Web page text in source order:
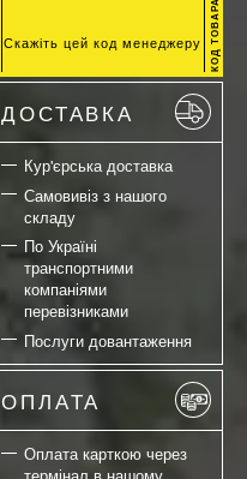
Скажіть цей код менеджеру
ДОСТАВКА
Кур'єрська доставка
Самовивіз з нашого
складу
По Україні
транспортними
компаніями
перевізниками
Послуги довантаження
ОПЛАТА
Оплата карткою через